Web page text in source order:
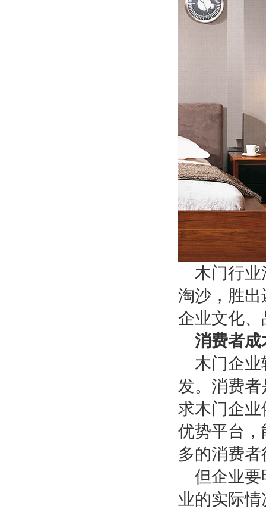
木门行业
淘沙，胜
企业文化
消费者成
木门企业
发。消费
求木门企
优势平台
多的消费
但企业要
业的实际